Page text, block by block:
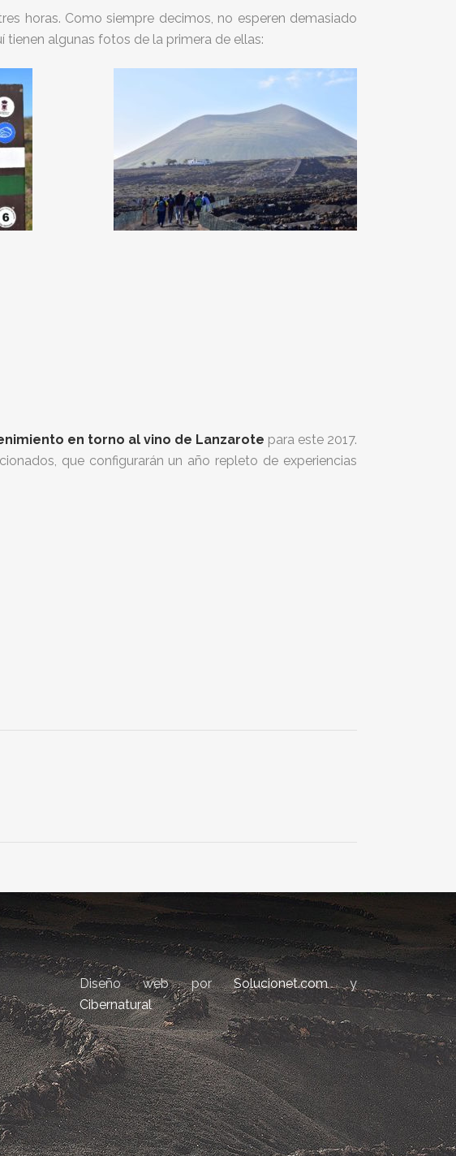
horas. Como siempre decimos, no esperen demasiado
algunas fotos de la primera de ellas:
en torno al vino de Lanzarote para este 2017.
que configurarán un año repleto de experiencias
Diseño web porSolucionet.comy
Cibernatural